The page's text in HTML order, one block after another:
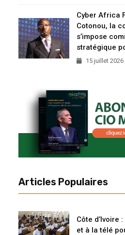
Cyber Africa
Cotonou, la
s’impose
stratégique
15 juillet 2026
Articles Populaires
Côte d’Ivoire
et à la télé